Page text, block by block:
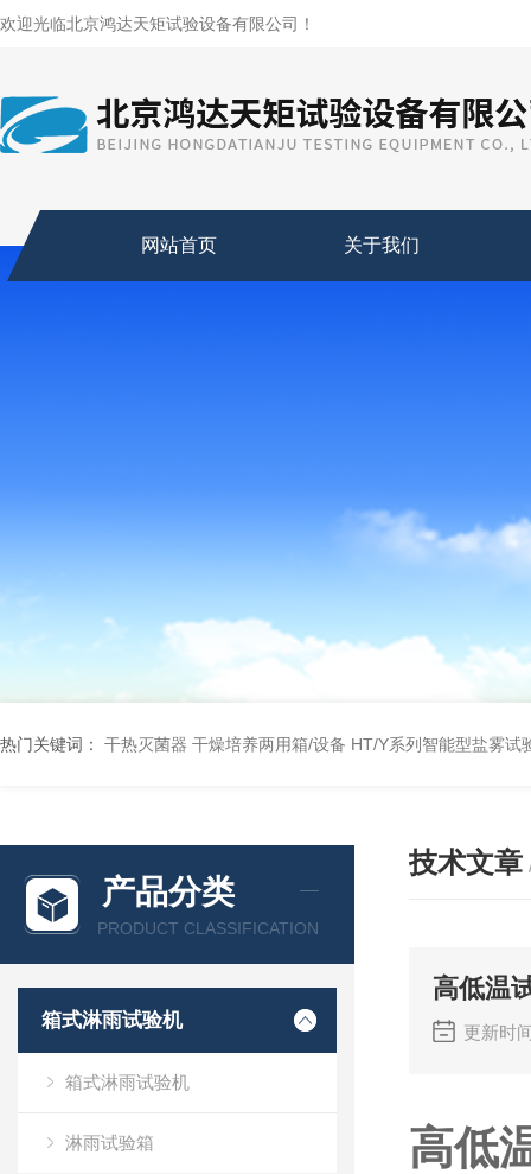
欢迎光临北京鸿达天矩试验设备有限公司！
网站首页 关于我们
热门关键词： 干热灭菌器 干燥培养两用箱/设备 HT/Y系列智能型盐雾试
产品分类
PRODUCT CLASSIFICATION
箱式淋雨试验机
箱式淋雨试验机
淋雨试验箱
技术文章
高低温
更新时
高低